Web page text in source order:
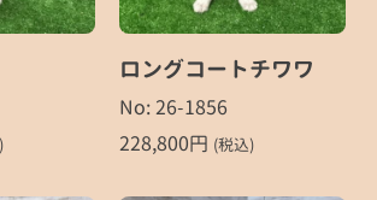
ロングコートチワワ
No: 26-1856
228,800円 (税込)